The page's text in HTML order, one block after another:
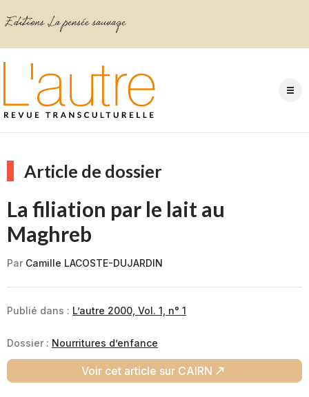
Article de dossier
La filiation par le lait au
Maghreb
Par Camille LACOSTE-DUJARDIN
Publié dans : L’autre 2000, Vol. 1, n° 1
Dossier : Nourritures d’enfance
Voir cet article sur CAIRN